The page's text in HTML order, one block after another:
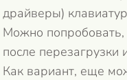
драйверы)
Можно попробовать,
после перезагрузки
Как вариант, еще